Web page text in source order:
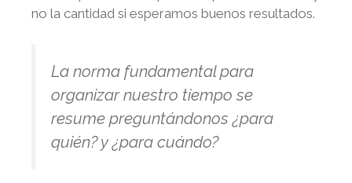
no la cantidad si esperamos buenos resultados.
La norma fundamental para
organizar nuestro tiempo se
resume preguntándonos ¿para
quién? y ¿para cuándo?